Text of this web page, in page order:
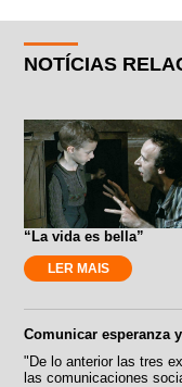
NOTÍCIAS
“La vida es bella”
LER MAIS
Comunicar esperanza
"De lo anterior las tres
las comunicaciones